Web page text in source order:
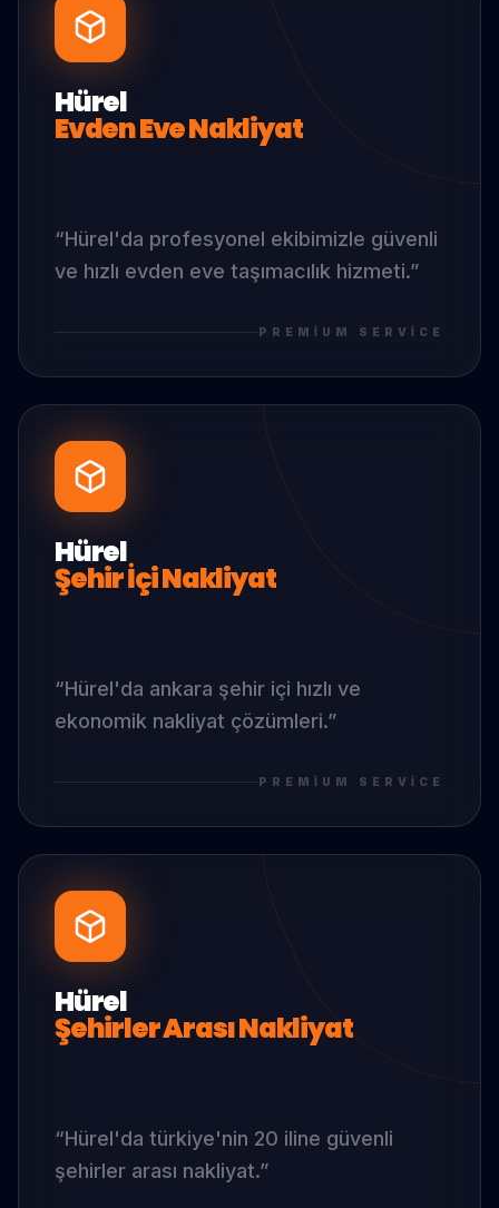
Hürel
Evden Eve Nakliyat
“Hürel'da profesyonel ekibimizle güvenli
ve hızlı evden eve taşımacılık hizmeti.”
PREMIUM SERVICE
Hürel
Şehir İçi Nakliyat
“Hürel'da ankara şehir içi hızlı ve
ekonomik nakliyat çözümleri.”
PREMIUM SERVICE
Hürel
Şehirler Arası Nakliyat
“Hürel'da türkiye'nin 20 iline güvenli
şehirler arası nakliyat.”